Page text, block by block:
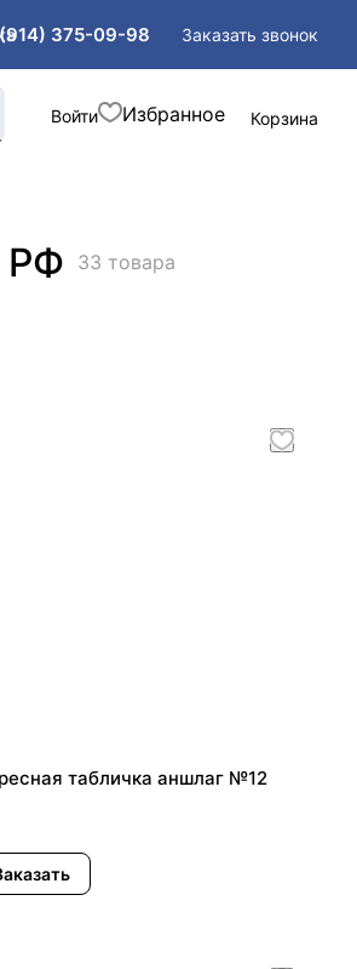
375-09-98 Заказать звонок
Войти Корзина
РФ 33 товара
табличка аншлаг №12